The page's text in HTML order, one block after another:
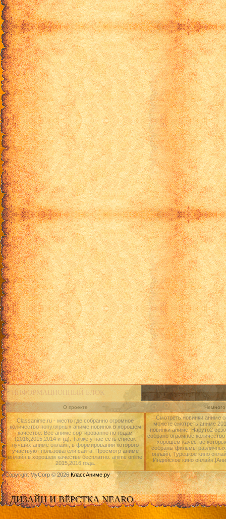
ИНФОРМАЦИОННЫЙ БЛОК
О проекте
Classanime.ru - место где собранно огромное
количество популярных аниме новинок в хорошем
качестве. Все аниме сортированно по годам
(2016,2015,2014 и тд). Также у нас есть список
лучших аниме онлайн, в формировании которого
участвуют пользователи сайта. Просмотр аниме
онлайн в хорошем качестве бесплатно. anime online
2015,2016 года.
Смотреть новинки аниме
можете смотреть аниме
новинки аниме: Наруто2
собрано огромное
хорошем качестве
собраны фильмы различных
онлайн, Турецкое кино
Индийское кино
Copyright MyCorp © 2026КлассАниме.ру
ДИЗАЙН И ВЁРСТКА NEARO